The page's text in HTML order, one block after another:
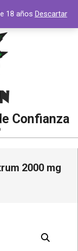
Confianza
2000 mg
18 años Descartar